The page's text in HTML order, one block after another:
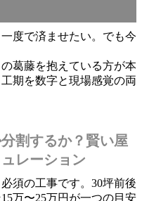
度で済ませたい。でも今
葛藤を抱えている方が本
期を数字と現場感覚の両
割するか？賢い屋
レーション
須の工事です。30坪前後
万〜25万円が一つの目安